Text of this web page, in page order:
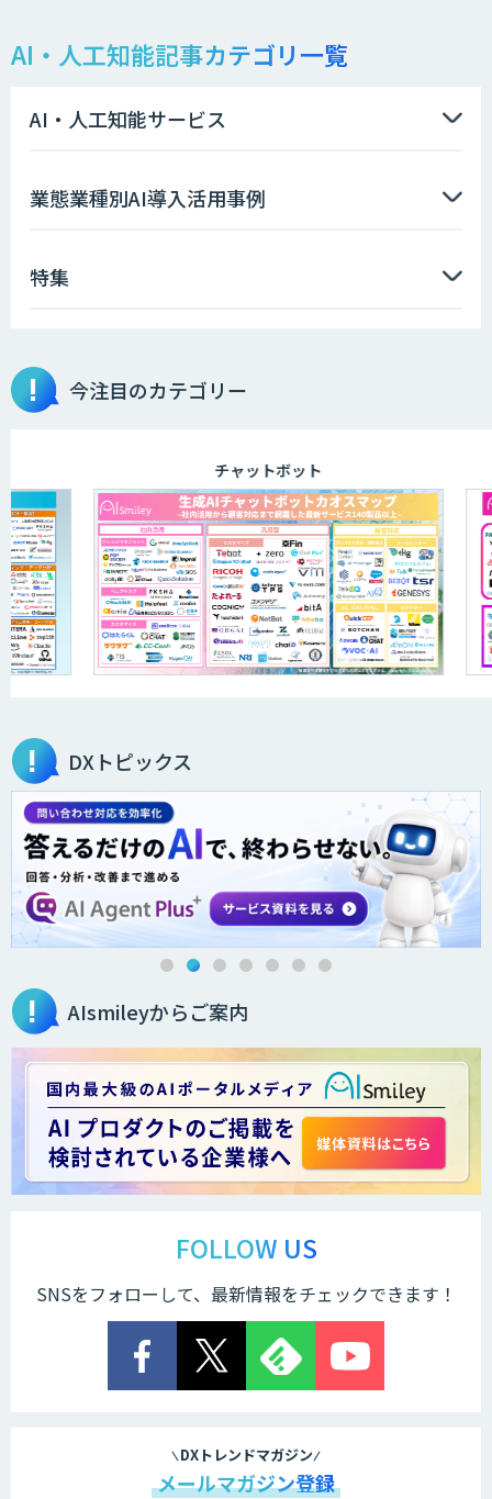
製造業特化型オーダーメイドAI開発（知
ソフトクリエイトのAI開発サービス
TDSEEye
APTOのAI受託開発
高性能・省電力を両立した小型AIゲート
ウェイ「ARTiGO A5000」
高性能 AI エンジン搭載エッジシステム
「VAB-5000」
３次元計測アプリRulerless
AIカメラ搭載ドライブレコーダー「VIA
LINE WORKS PaperOn
ス」
TIGEREYE AGENT
ービス
AI・人工知能記事カテゴリ一覧
AI・人工知能サービス
業態業種別AI導入活用事例
特集
今注目のカテゴリー
チャットボット
DXトピックス
AIsmileyからご案内
FOLLOW US
SNSをフォローして、最新情報をチェックできます！
DXトレンドマガジン
メールマガジン登録